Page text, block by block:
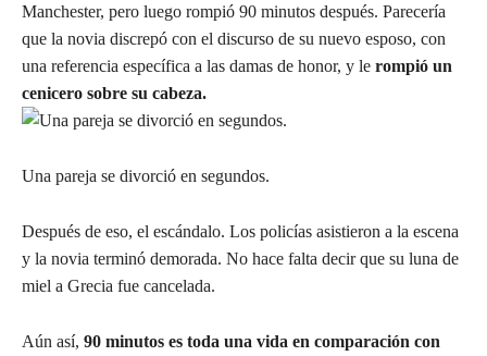
Manchester, pero luego rompió 90 minutos después. Parecería
que la novia discrepó con el discurso de su nuevo esposo, con
una referencia específica a las damas de honor, y le rompió un
cenicero sobre su cabeza.
Una pareja se divorció en segundos.
Después de eso, el escándalo. Los policías asistieron a la escena
y la novia terminó demorada. No hace falta decir que su luna de
miel a Grecia fue cancelada.
Aún así, 90 minutos es toda una vida en comparación con